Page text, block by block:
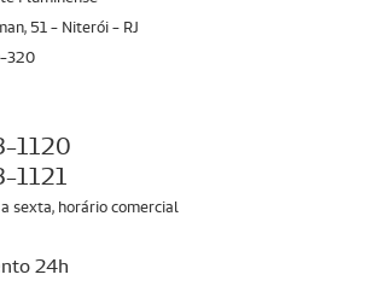
51 - Niterói - RJ
320
1120
1121
sexta, horário comercial
24h